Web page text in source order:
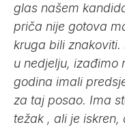
glas našem
priča nije gotova
kruga bili
u nedjelju, izađimo
godina imali
za taj posao. Ima
težak , ali je